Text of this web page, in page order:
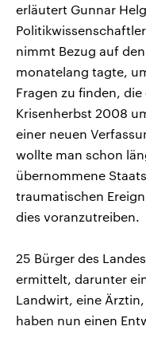
erläutert Gunnar
nimmt Bezug auf
monatelang tagte,
Fragen zu finden,
Krisenherbst 2008
einer neuen
wollte man schon
übernommene
traumatischen
dies voranzutreiben.
25 Bürger des
ermittelt, darunter
Landwirt, eine
haben nun einen